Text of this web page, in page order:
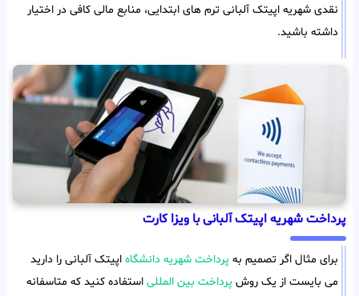
نقدی شهریه اپیتک آلبانی ترم های ابتدایی، منابع مالی کافی در اختیار
داشته باشید.
پرداخت شهریه اپیتک آلبانی با ویزا کارت
برای مثال اگر تصمیم به پرداخت شهریه دانشگاه اپیتک آلبانی را دارید
می بایست از یک روش پرداخت بین المللی استفاده کنید که متاسفانه